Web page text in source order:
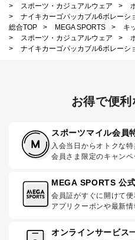
>
スポーツ・カジュアルウェア >
>
ナイキカーゴパッカブル6ボレーシ
総合TOP
> MEGA SPORTS >
キ
>
スポーツ・カジュアルウェア >
>
ナイキカーゴパッカブル6ボレーシ
お得で便
スポーツマイル会員
入会当日からオトクな
会員さま限定のキャンペ
MEGA SPORTS 公
会員証がすぐに開けて便
アプリクーポンや最新情
オンラインサービス